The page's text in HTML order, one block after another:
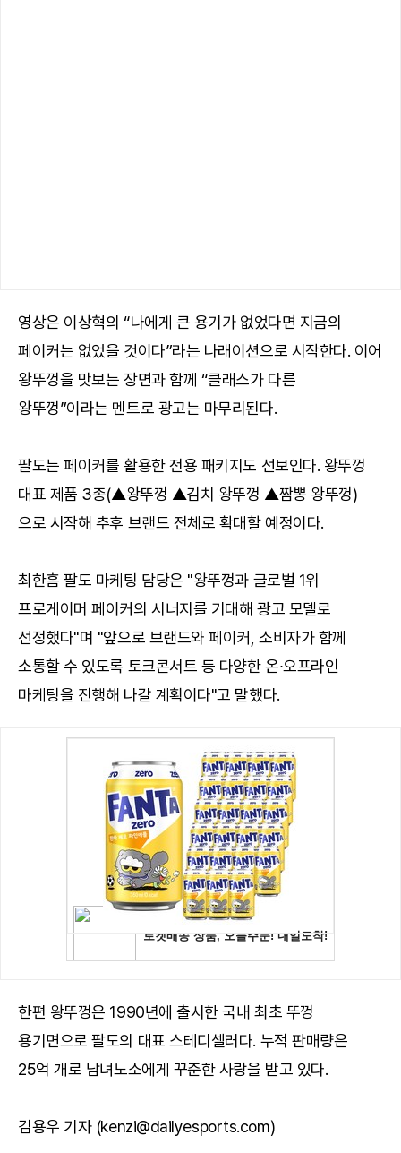
영상은 이상혁의 “나에게 큰 용기가 없었다면 지금의
페이커는 없었을 것이다”라는 나래이션으로 시작한다. 이어
왕뚜껑을 맛보는 장면과 함께 “클래스가 다른
왕뚜껑”이라는 멘트로 광고는 마무리된다.
팔도는 페이커를 활용한 전용 패키지도 선보인다. 왕뚜껑
대표 제품 3종(▲왕뚜껑 ▲김치 왕뚜껑 ▲짬뽕 왕뚜껑)
으로 시작해 추후 브랜드 전체로 확대할 예정이다.
최한흠 팔도 마케팅 담당은 "왕뚜껑과 글로벌 1위
프로게이머 페이커의 시너지를 기대해 광고 모델로
선정했다"며 "앞으로 브랜드와 페이커, 소비자가 함께
소통할 수 있도록 토크콘서트 등 다양한 온∙오프라인
마케팅을 진행해 나갈 계획이다"고 말했다.
한편 왕뚜껑은 1990년에 출시한 국내 최초 뚜껑
용기면으로 팔도의 대표 스테디셀러다. 누적 판매량은
25억 개로 남녀노소에게 꾸준한 사랑을 받고 있다.
김용우 기자 (kenzi@dailyesports.com)